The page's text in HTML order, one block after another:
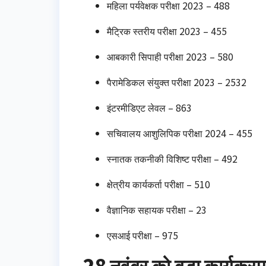
महिला पर्यवेक्षक परीक्षा 2023 – 488
मैट्रिक स्तरीय परीक्षा 2023 – 455
आबकारी सिपाही परीक्षा 2023 – 580
पैरामेडिकल संयुक्त परीक्षा 2023 – 2532
इंटरमीडिएट लेवल – 863
सचिवालय आशुलिपिक परीक्षा 2024 – 455
स्नातक तकनीकी विशिष्ट परीक्षा – 492
क्षेत्रीय कार्यकर्ता परीक्षा – 510
वैज्ञानिक सहायक परीक्षा – 23
एसआई परीक्षा – 975